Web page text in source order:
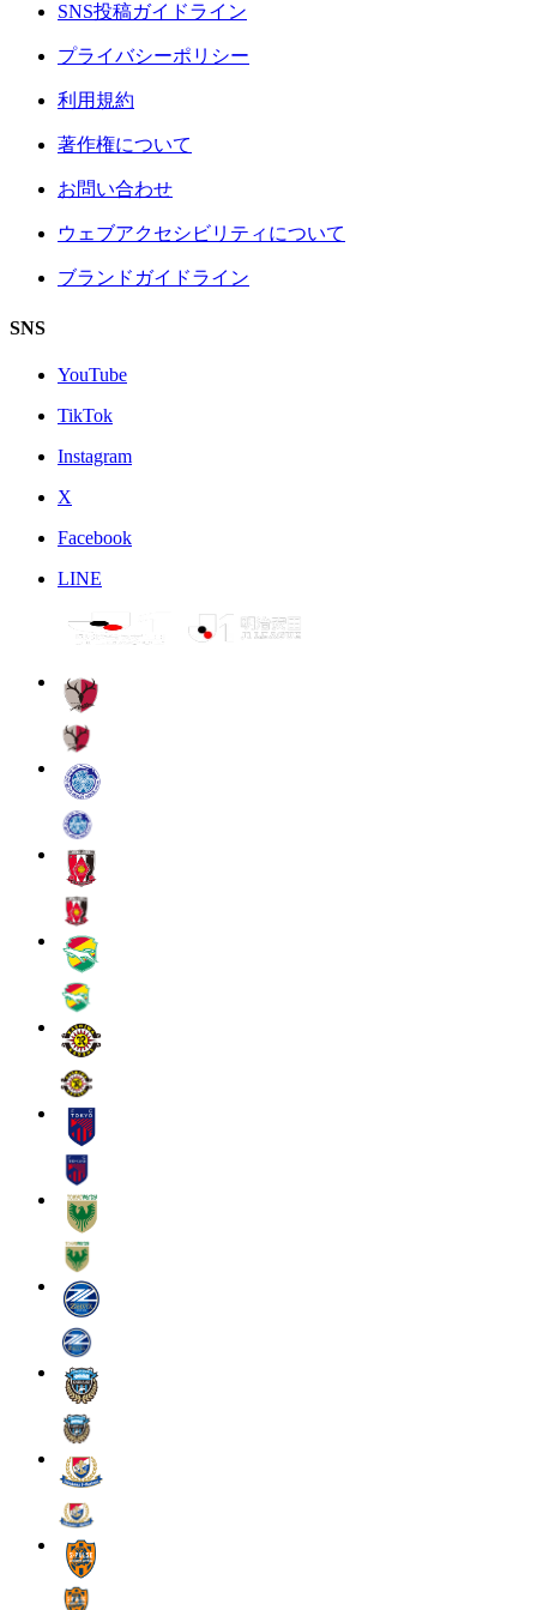
SNS投稿ガイドライン
プライバシーポリシー
利用規約
著作権について
お問い合わせ
ウェブアクセシビリティについて
ブランドガイドライン
SNS
YouTube
TikTok
Instagram
X
Facebook
LINE